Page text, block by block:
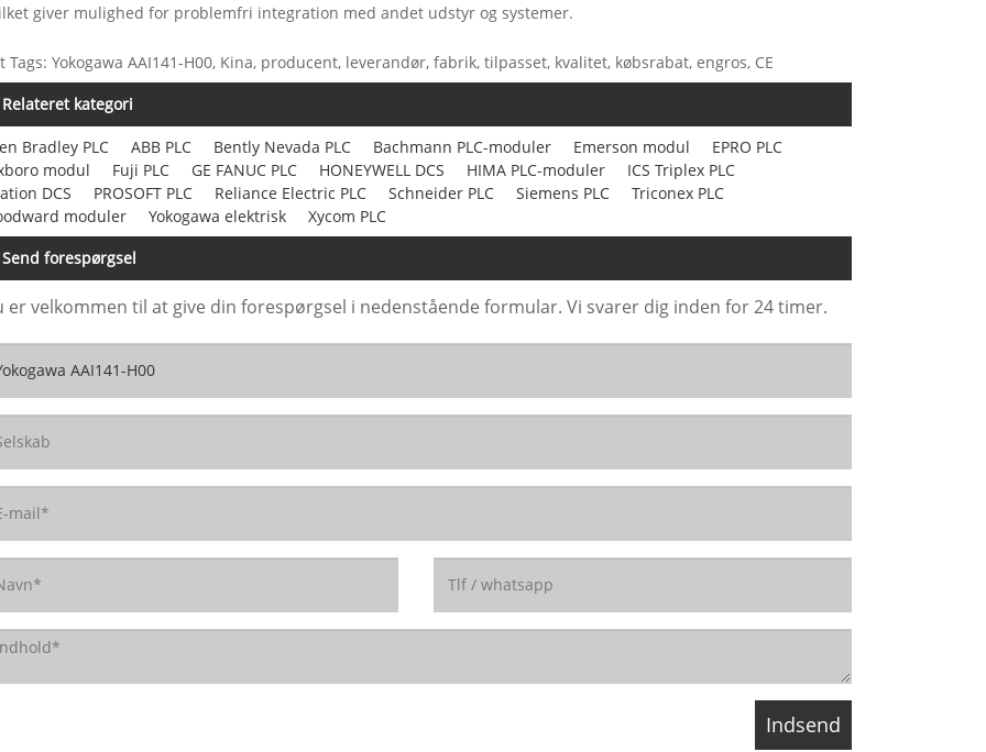
giver mulighed for problemfri integration med andet udstyr og systemer.
Tags: Yokogawa AAI141-H00, Kina, producent, leverandør, fabrik, tilpasset, kvalitet, købsrabat, engros, CE
Relateret kategori
Bradley PLC ABB PLC Bently Nevada PLC Bachmann PLC-moduler Emerson modul
EPRO PLC
modul
Fuji PLC GE FANUC PLC HONEYWELL DCS HIMA PLC-moduler
ICS Triplex PLC
DCS
PROSOFT PLC Reliance Electric PLC Schneider PLC Siemens PLC
Triconex PLC
moduler
Yokogawa elektrisk
Xycom PLC
Send forespørgsel
er velkommen til at give din forespørgsel i nedenstående formular. Vi svarer dig inden for 24 timer.